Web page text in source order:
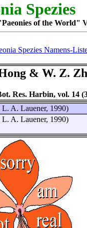
Spezies
of the World"
Spezies Namens-
& W. Z.
Res. Harbin, vol. 14
A. Lauener, 1990)
A. Lauener, 1990)